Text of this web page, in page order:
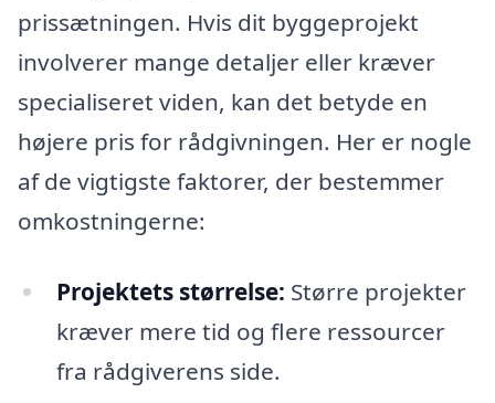
prissætningen. Hvis dit byggeprojekt
involverer mange detaljer eller kræver
specialiseret viden, kan det betyde en
højere pris for rådgivningen. Her er nogle
af de vigtigste faktorer, der bestemmer
omkostningerne:
Projektets størrelse: Større projekter
kræver mere tid og flere ressourcer
fra rådgiverens side.